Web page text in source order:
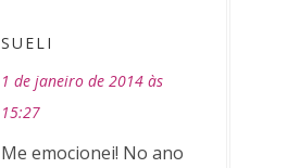
SUELI
1 de janeiro de 2014 às
15:27
Me emocionei! No ano